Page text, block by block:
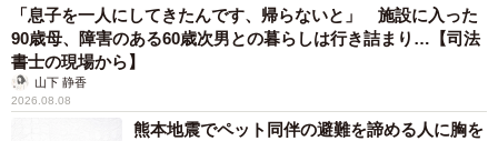
「息子を一人にしてきたんです、帰らないと」 施設に入った
90歳母、障害のある60歳次男との暮らしは行き詰まり…【司法
書士の現場から】
山下 静香
2026.08.08
熊本地震でペット同伴の避難を諦める人に胸を